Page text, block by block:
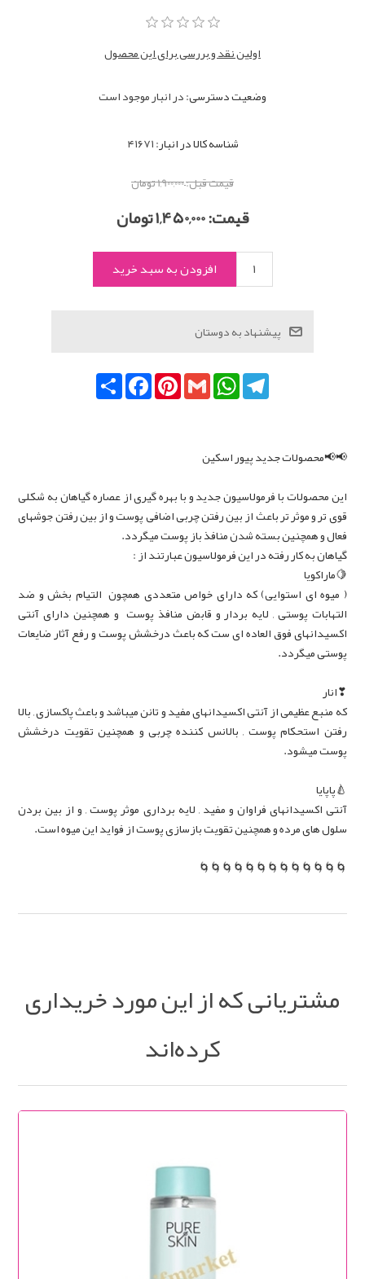
اولین نقد و بررسی برای این محصول
وضعیت دسترسی:در انبار موجود است
شناسه کالا در انبار:۴۱۶۷۱
قیمت قبل:1,900,000 تومان
قیمت:1,450,000 تومان
اشتراکFacebookPinterestGmail
WhatsAppTelegram
📢📢محصولات جدید پیور اسکین
این محصولات با فرمولاسیون جدید و با بهره گیری از عصاره گیاهان به شکلی
قوی تر و موثر تر باعث از بین رفتن چربی اضافی پوست و از بین رفتن جوشهای
فعال و همچنین بسته شدن منافذ باز پوست میگردد.
گیاهان به کار رفته در این فرمولاسیون عبارتند از :
🍋ماراکویا
( میوه ای استوایی) که دارای خواص متعددی همچون التیام بخش و ضد
التهابات پوستی , لایه بردار و قابض منافذ پوست و همچنین دارای آنتی
اکسیدانهای فوق العاده ای ست که باعث درخشش پوست و رفع آثار ضایعات
پوستی میگردد.
❣انار
که منبع عظیمی از آنتی اکسیدانهای مفید و تانن میباشد و باعث پاکسازی , بالا
رفتن استحکام پوست , بالانس کننده چربی و همچنین تقویت درخشش
پوست میشود.
🍐پاپایا
آنتی اکسیدانهای فراوان و مفید , لایه برداری موثر پوست , و از بین بردن
سلول های مرده و همچنین تقویت بازسازی پوست از فواید این میوه است.
🌀🌀🌀🌀🌀🌀🌀🌀🌀🌀🌀🌀🌀
مشتریانی که از این مورد خریداری
کرده‌اند